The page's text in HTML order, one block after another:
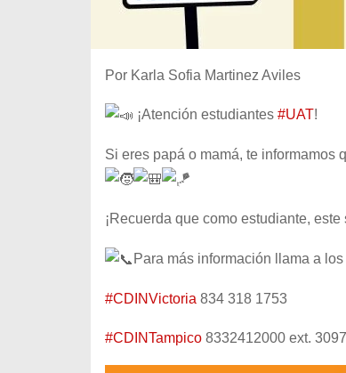
Por Karla Sofia Martinez Aviles
¡Atención estudiantes #UAT!
Si eres papá o mamá, te informamos
¡Recuerda que como estudiante,
Para más información llama a
#CDINVictoria 834 318 1753
#CDINTampico 8332412000 ext. 3097